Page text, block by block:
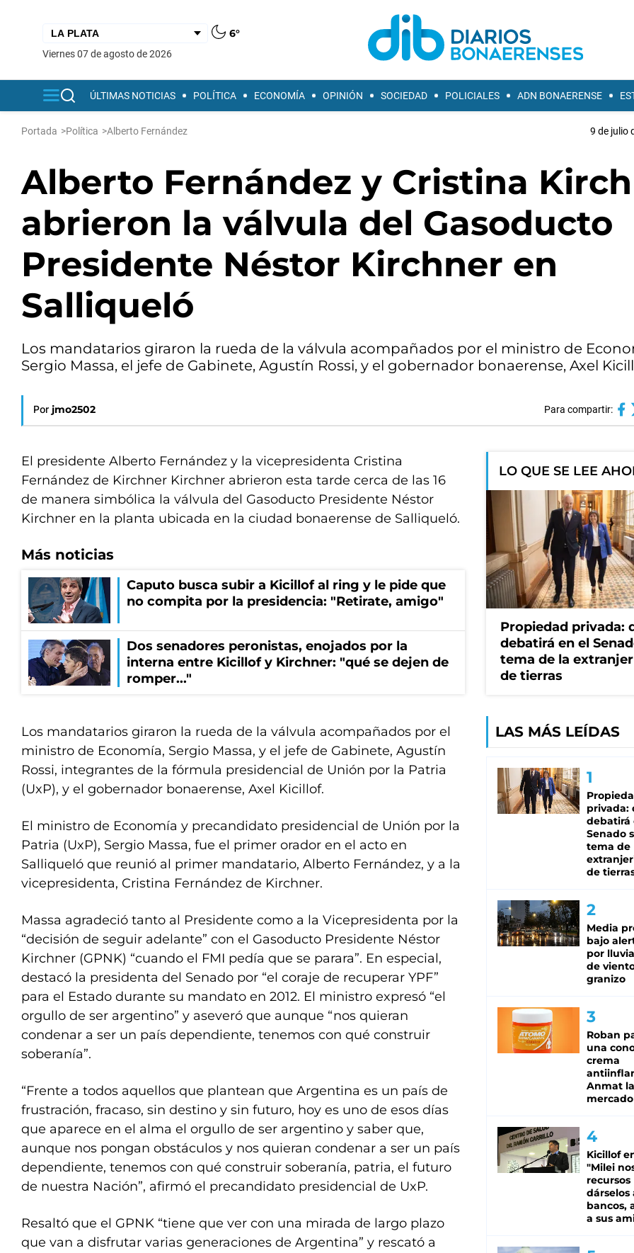
6°
viernes 07 de agosto de 2026
ÚLTIMAS NOTICIAS POLÍTICA ECONOMÍA OPINIÓN SOCIEDAD POLICIALES ADN BONAERENSE
Portada >Política >Alberto Fernández 9 de julio
Alberto Fernández y Cristina
abrieron la válvula del Gasoducto
Presidente Néstor Kirchner en
Salliqueló
Los mandatarios giraron la rueda de la válvula acompañados por el ministro de
Sergio Massa, el jefe de Gabinete, Agustín Rossi, y el gobernador bonaerense, Axel
Por jmo2502 Para compartir:
El presidente Alberto Fernández y la vicepresidenta Cristina
Fernández de Kirchner Kirchner abrieron esta tarde cerca de las 16
de manera simbólica la válvula del Gasoducto Presidente Néstor
Kirchner en la planta ubicada en la ciudad bonaerense de Salliqueló.
Más noticias
Caputo busca subir a Kicillof al ring y le pide que
no compita por la presidencia: "Retirate, amigo"
Dos senadores peronistas, enojados por la
interna entre Kicillof y Kirchner: "qué se dejen de
romper..."
Los mandatarios giraron la rueda de la válvula acompañados por el
ministro de Economía, Sergio Massa, y el jefe de Gabinete, Agustín
Rossi, integrantes de la fórmula presidencial de Unión por la Patria
(UxP), y el gobernador bonaerense, Axel Kicillof.
El ministro de Economía y precandidato presidencial de Unión por la
Patria (UxP), Sergio Massa, fue el primer orador en el acto en
Salliqueló que reunió al primer mandatario, Alberto Fernández, y a la
vicepresidenta, Cristina Fernández de Kirchner.
Massa agradeció tanto al Presidente como a la Vicepresidenta por la
“decisión de seguir adelante” con el Gasoducto Presidente Néstor
Kirchner (GPNK) “cuando el FMI pedía que se parara”. En especial,
destacó la presidenta del Senado por “el coraje de recuperar YPF”
para el Estado durante su mandato en 2012. El ministro expresó “el
orgullo de ser argentino” y aseveró que aunque “nos quieran
condenar a ser un país dependiente, tenemos con qué construir
soberanía”.
“Frente a todos aquellos que plantean que Argentina es un país de
frustración, fracaso, sin destino y sin futuro, hoy es uno de esos días
que aparece en el alma el orgullo de ser argentino y saber que,
aunque nos pongan obstáculos y nos quieran condenar a ser un país
dependiente, tenemos con qué construir soberanía, patria, el futuro
de nuestra Nación”, afirmó el precandidato presidencial de UxP.
Resaltó que el GPNK “tiene que ver con una mirada de largo plazo
que van a disfrutar varias generaciones de Argentina” y rescató a
LO QUE SE LEE
Propiedad privada:
debatirá en el
tema de la
de tierras
LAS MÁS LEÍDAS
privada:
debatirá
Senado
tema de
de
Media
bajo
por
de
granizo
Roban
una
crema
Anmat
mercado
Kicillof
"Milei
recursos
dárselos
bancos,
a sus